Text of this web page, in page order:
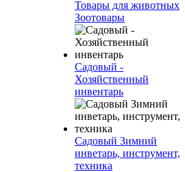
Товары для животных
Зоотовары
Садовый -
Хозяйственный
инвентарь
Садовый Зимний
инветарь, инструмент,
техника